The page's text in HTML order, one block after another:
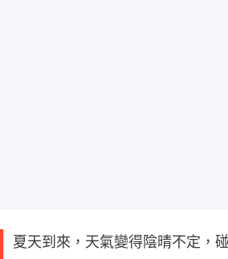
夏天到來，天氣變得陰晴不定，